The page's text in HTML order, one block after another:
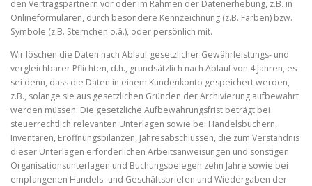
den Vertragspartnern vor oder im Rahmen der Datenerhebung, z.B. in
Onlineformularen, durch besondere Kennzeichnung (z.B. Farben) bzw.
Symbole (z.B. Sternchen o.ä.), oder persönlich mit.
Wir löschen die Daten nach Ablauf gesetzlicher Gewährleistungs- und
vergleichbarer Pflichten, d.h., grundsätzlich nach Ablauf von 4 Jahren, es
sei denn, dass die Daten in einem Kundenkonto gespeichert werden,
z.B., solange sie aus gesetzlichen Gründen der Archivierung aufbewahrt
werden müssen. Die gesetzliche Aufbewahrungsfrist beträgt bei
steuerrechtlich relevanten Unterlagen sowie bei Handelsbüchern,
Inventaren, Eröffnungsbilanzen, Jahresabschlüssen, die zum Verständnis
dieser Unterlagen erforderlichen Arbeitsanweisungen und sonstigen
Organisationsunterlagen und Buchungsbelegen zehn Jahre sowie bei
empfangenen Handels- und Geschäftsbriefen und Wiedergaben der